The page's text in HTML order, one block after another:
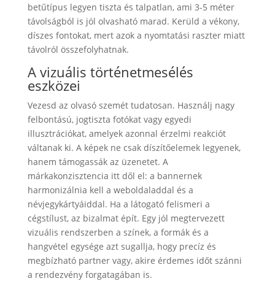
betűtípus legyen tiszta és talpatlan, ami 3-5 méter
távolságból is jól olvasható marad. Kerüld a vékony,
díszes fontokat, mert azok a nyomtatási raszter miatt
távolról összefolyhatnak.
A vizuális történetmesélés
eszközei
Vezesd az olvasó szemét tudatosan. Használj nagy
felbontású, jogtiszta fotókat vagy egyedi
illusztrációkat, amelyek azonnal érzelmi reakciót
váltanak ki. A képek ne csak díszítőelemek legyenek,
hanem támogassák az üzenetet. A
márkakonzisztencia itt dől el: a bannernek
harmonizálnia kell a weboldaladdal és a
névjegykártyáiddal. Ha a látogató felismeri a
cégstílust, az bizalmat épít. Egy jól megtervezett
vizuális rendszerben a színek, a formák és a
hangvétel egysége azt sugallja, hogy precíz és
megbízható partner vagy, akire érdemes időt szánni
a rendezvény forgatagában is.